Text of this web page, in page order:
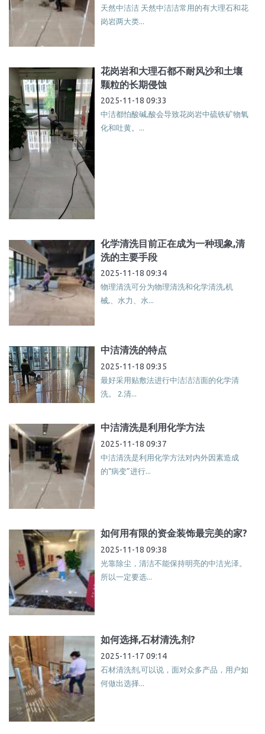
天然中洁洁 天然中洁洁常用的有大理石和花
岗岩两大类...
花岗岩和大理石都不耐风沙和土壤
颗粒的长期侵蚀
2025-11-18 09:33
中洁都怕酸碱,酸会导致花岗岩中硫铁矿物氧
化和吐黄。...
化学清洗目前正在成为一种现象,清
洗的主要手段
2025-11-18 09:34
物理清洗可分为物理清洗和化学清洗,机
械,、水力、水...
中洁清洗的特点
2025-11-18 09:35
最好采用贴敷法进行中洁洁洁面的化学清
洗。 2.清...
中洁清洗是利用化学方法
2025-11-18 09:37
中洁清洗是利用化学方法对内外因素造成
的“病变”进行...
如何用有限的资金装饰最完美的家?
2025-11-18 09:38
光靠除尘，清洁不能保持明亮的中洁光泽。
所以一定要选...
如何选择,石材清洗,剂?
2025-11-17 09:14
石材清洗剂,可以说，面对众多产品，用户如
何做出选择...